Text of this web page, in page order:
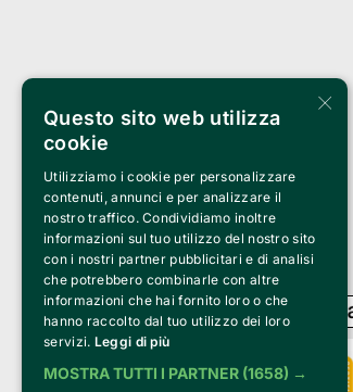
×
Questo sito web utilizza
cookie
Utilizziamo i cookie per personalizzare
contenuti, annunci e per analizzare il
nostro traffico. Condividiamo inoltre
informazioni sul tuo utilizzo del nostro sito
con i nostri partner pubblicitari e di analisi
che potrebbero combinarle con altre
informazioni che hai fornito loro o che
hanno raccolto dal tuo utilizzo dei loro
servizi. Leggi di più
MOSTRA TUTTI I PARTNER (1658) →